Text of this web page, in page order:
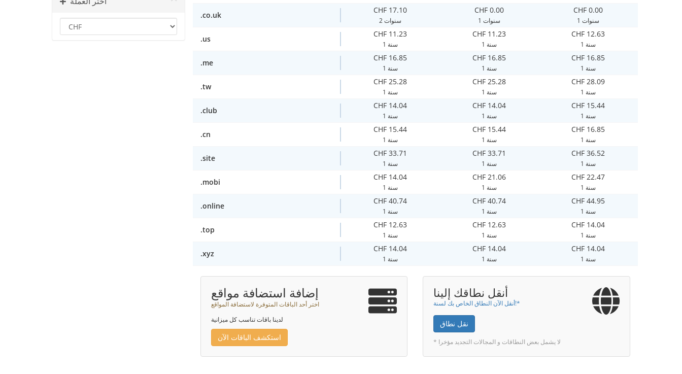
.co.uk
CHF 17.10
2 سنوات
CHF 0.00
1 سنوات
CHF 0.00
1 سنوات
.us
CHF 11.23
1 سنة
CHF 11.23
1 سنة
CHF 12.63
1 سنة
.me
CHF 16.85
1 سنة
CHF 16.85
1 سنة
CHF 16.85
1 سنة
.tw
CHF 25.28
1 سنة
CHF 25.28
1 سنة
CHF 28.09
1 سنة
.club
CHF 14.04
1 سنة
CHF 14.04
1 سنة
CHF 15.44
1 سنة
.cn
CHF 15.44
1 سنة
CHF 15.44
1 سنة
CHF 16.85
1 سنة
.site
CHF 33.71
1 سنة
CHF 33.71
1 سنة
CHF 36.52
1 سنة
.mobi
CHF 14.04
1 سنة
CHF 21.06
1 سنة
CHF 22.47
1 سنة
.online
CHF 40.74
1 سنة
CHF 40.74
1 سنة
CHF 44.95
1 سنة
.top
CHF 12.63
1 سنة
CHF 12.63
1 سنة
CHF 14.04
1 سنة
.xyz
CHF 14.04
1 سنة
CHF 14.04
1 سنة
CHF 14.04
1 سنة
إضافة استضافة مواقع
اختر أحد الباقات المتوفرة لاستضافة المواقع
لدينا باقات تناسب كل ميزانية
استكشف الباقات الآن
أنقل نطاقك إلينا
أنقل الآن النطاق الخاص بك لسنة!*
نقل نطاق
* لا يشمل بعض النطاقات و المجالات التجديد مؤخرا